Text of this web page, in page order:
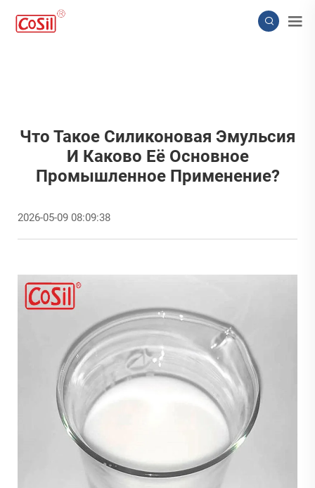
Что Такое Силиконовая Эмульсия
И Каково Её Основное
Промышленное Применение?
2026-05-09 08:09:38